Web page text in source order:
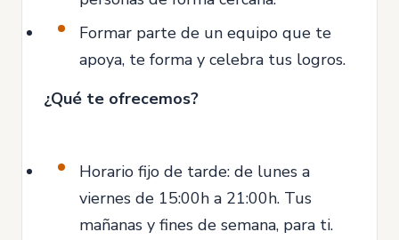
Formar parte de un equipo que te
apoya, te forma y celebra tus logros.
¿Qué te ofrecemos?
Horario fijo de tarde: de lunes a
viernes de 15:00h a 21:00h. Tus
mañanas y fines de semana, para ti.